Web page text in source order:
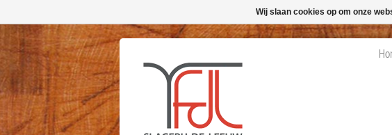
Wij slaan cookies op om onze